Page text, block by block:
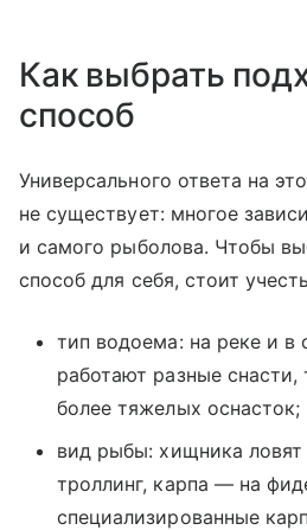
Как выбрать
способ
Универсального ответа на
не существует: многое
и самого рыболова. Чтобы
способ для себя, стоит
тип водоема: на реке и в
работают разные снасти,
более тяжелых оснасток;
вид рыбы: хищника ловят
троллинг, карпа — на
специализированные